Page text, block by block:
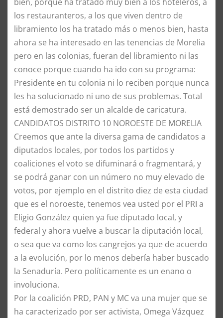
los restauranteros, a los que viven dentro de
libramiento los ha tratado más o menos bien, hasta
ahora se ha interesado en las tenencias de Morelia
pero en las colonias, fueran del libramiento ni las
conoce porque cuando ha ido con su programa:
Presidente en tu colonia ni lo reciben porque nunca
les ha solucionado ni uno de sus problemas. Total
está demostrado ser un alcalde de caricatura.
CANDIDATOS DISTRITO 10 NOROESTE DE MORELIA
Creemos que ante la diversa gama de candidatos a
diputados locales, por todos los partidos y
coaliciones el voto se difuminará o fragmentará, y
se podrá ganar con un número no muy elevado de
votos, por ejemplo en el distrito diez de esta ciudad
que es el noroeste, tenemos vea usted por el PRI a
Eligio González quien ya fue diputado local, y
federal y ahora vuelve a buscar la diputación local,
o sea que va como los cangrejos ya que de acuerdo
a la evolución, por lo menos debería haber buscado
la Senaduría. Pero políticamente es un enano o
involuciona.
Por la coalición PRD, PAN y MC va una mujer que se
ha caracterizado por ser activista, Omega Vázquez